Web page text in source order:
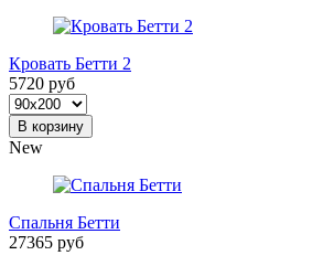
Кровать Бетти 2
5720 руб
В корзину
New
Спальня Бетти
27365 руб